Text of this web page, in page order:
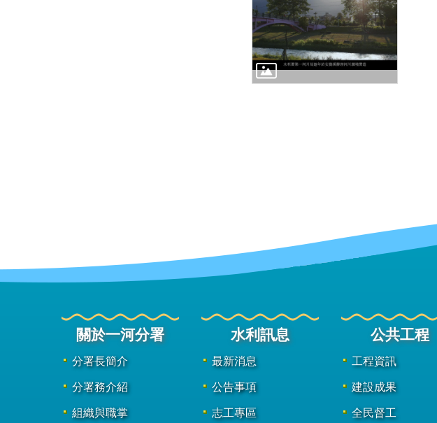
關於一河分署
分署長簡介
分署務介紹
組織與職掌
水利訊息
最新消息
公告事項
志工專區
公共工程
工程資訊
建設成果
全民督工